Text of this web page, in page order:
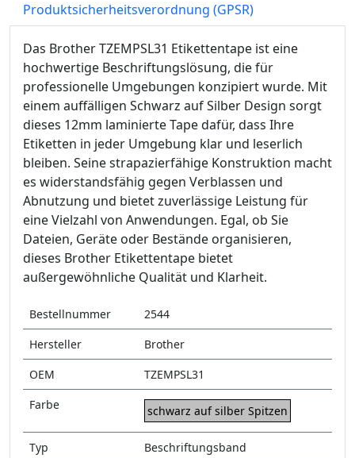
Produktsicherheitsverordnung (GPSR)
Das Brother TZEMPSL31 Etikettentape ist eine
hochwertige Beschriftungslösung, die für
professionelle Umgebungen konzipiert wurde. Mit
einem auffälligen Schwarz auf Silber Design sorgt
dieses 12mm laminierte Tape dafür, dass Ihre
Etiketten in jeder Umgebung klar und leserlich
bleiben. Seine strapazierfähige Konstruktion macht
es widerstandsfähig gegen Verblassen und
Abnutzung und bietet zuverlässige Leistung für
eine Vielzahl von Anwendungen. Egal, ob Sie
Dateien, Geräte oder Bestände organisieren,
dieses Brother Etikettentape bietet
außergewöhnliche Qualität und Klarheit.
Bestellnummer
2544
Hersteller
Brother
OEM
TZEMPSL31
Farbe
schwarz auf silber Spitzen
Typ
Beschriftungsband